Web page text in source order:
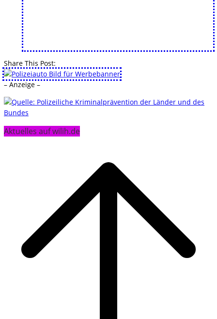
Share This Post:
– Anzeige –
Aktuelles auf wilih.de